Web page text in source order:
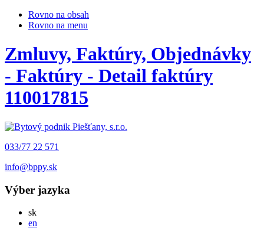
Rovno na obsah
Rovno na menu
Zmluvy, Faktúry, Objednávky
- Faktúry - Detail faktúry
110017815
033/77 22 571
info@bppy.sk
Výber jazyka
skSlovensky
en